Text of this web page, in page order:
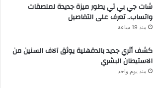
شات جي بي تي يطور ميزة جديدة لملصقات
واتساب.. تعرف على التفاصيل
منذ 19 ساعة
كشف أثري جديد بالدقهلية يوثق آلاف السنين من
الاستيطان البشري
منذ يوم واحد